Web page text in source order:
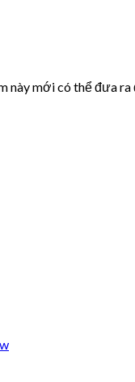
này mới có thể đưa ra